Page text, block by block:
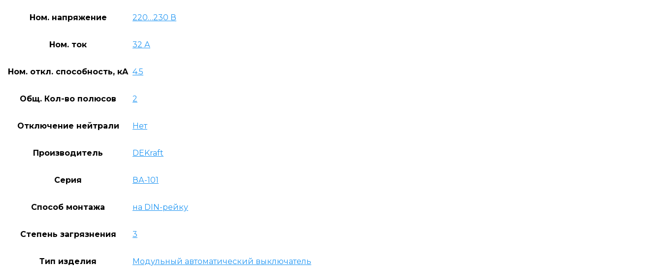
Ном. напряжение 220…230 В
Ном. ток 32 А
Ном. откл. способность, кA 4.5
Общ. Кол-во полюсов 2
Отключение нейтрали Нет
Производитель DEKraft
Серия ВА-101
Способ монтажа на DIN-рейку
Степень загрязнения 3
Тип изделия Модульный автоматический выключатель